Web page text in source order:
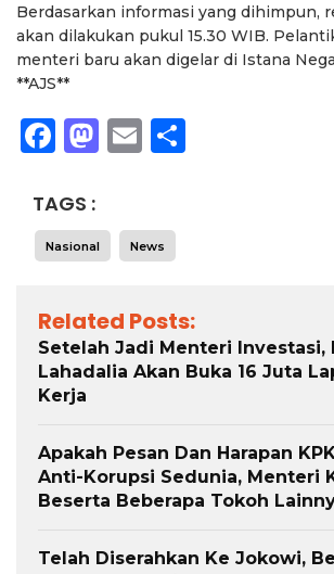
Berdasarkan informasi yang dihimpun,
akan dilakukan pukul 15.30 WIB.
menteri baru akan digelar di Istana
**AJS**
Facebook
Mastodon
Email
TAGS :
Nasional News
Related Posts:
Setelah Jadi Menteri Investasi,
Lahadalia Akan Buka 16 Juta
Kerja
Apakah Pesan Dan Harapan
Anti-Korupsi Sedunia, Menteri
Beserta Beberapa Tokoh
Telah Diserahkan Ke Jokowi,